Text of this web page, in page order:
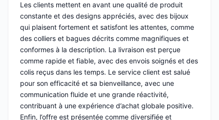
Les clients mettent en avant une qualité de produit
constante et des designs appréciés, avec des bijoux
qui plaisent fortement et satisfont les attentes, comme
des colliers et bagues décrits comme magnifiques et
conformes à la description. La livraison est perçue
comme rapide et fiable, avec des envois soignés et des
colis reçus dans les temps. Le service client est salué
pour son efficacité et sa bienveillance, avec une
communication fluide et une grande réactivité,
contribuant à une expérience d’achat globale positive.
Enfin, l’offre est présentée comme diversifiée et